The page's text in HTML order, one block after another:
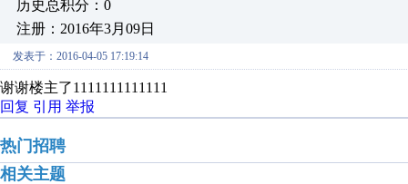
历史总积分：0
注册：2016年3月09日
发表于：2016-04-05 17:19:14
谢谢楼主了1111111111111
回复 引用 举报
热门招聘
相关主题